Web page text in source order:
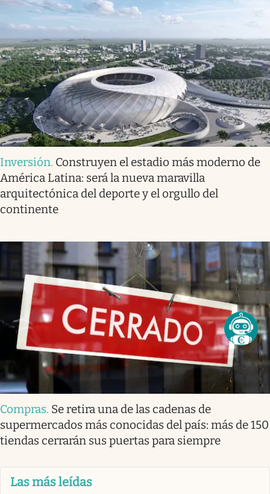
Inversión. Construyen el estadio más moderno de
América Latina: será la nueva maravilla
arquitectónica del deporte y el orgullo del
continente
Compras. Se retira una de las cadenas de
supermercados más conocidas del país: más de 150
tiendas cerrarán sus puertas para siempre
Las más leídas